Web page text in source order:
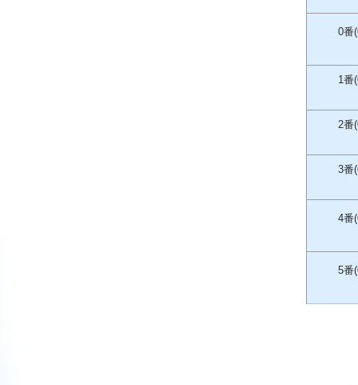
0番
1番
2番
3番
4番
5番